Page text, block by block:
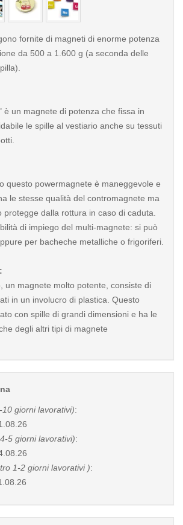
fornite di magneti di enorme potenza
da 500 a 1.600 g (a seconda delle
è un magnete di potenza che fissa in
le spille al vestiario anche su tessuti
questo powermagnete è maneggevole e
le stesse qualità del contromagnete ma
protegge dalla rottura in caso di caduta.
di impiego del multi-magnete: si può
per bacheche metalliche o frigoriferi.
un magnete molto potente, consiste di
in un involucro di plastica. Questo
con spille di grandi dimensioni e ha le
degli altri tipi di magnete
giorni lavorativi):
5 giorni lavorativi):
1-2 giorni lavorativi ):